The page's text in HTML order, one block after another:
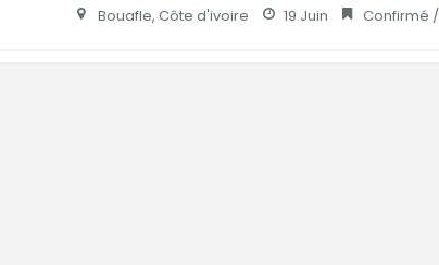
Bouafle, Côte d'ivoire
19 Juin Confirmé